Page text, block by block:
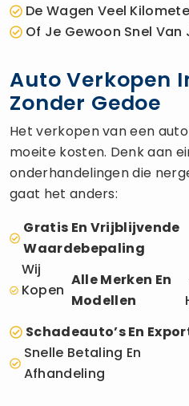
De Wagen Veel
Of Je Gewoon Snel Van
Auto Verkopen
Zonder Gedoe
Het verkopen van een
moeite kosten. Denk aan
onderhandelingen die
gaat het anders:
Gratis En Vrijblijvende
Waardebepaling
Wij
Kopen
Alle Merken En
Modellen
Schadeauto’s En
Snelle Betaling En
Afhandeling